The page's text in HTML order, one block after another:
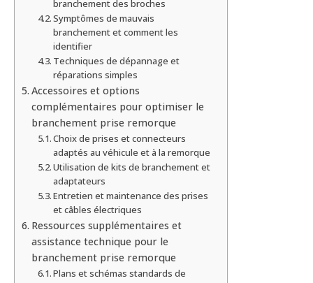
branchement des broches
Symptômes de mauvais
branchement et comment les
identifier
Techniques de dépannage et
réparations simples
Accessoires et options
complémentaires pour optimiser le
branchement prise remorque
Choix de prises et connecteurs
adaptés au véhicule et à la remorque
Utilisation de kits de branchement et
adaptateurs
Entretien et maintenance des prises
et câbles électriques
Ressources supplémentaires et
assistance technique pour le
branchement prise remorque
Plans et schémas standards de